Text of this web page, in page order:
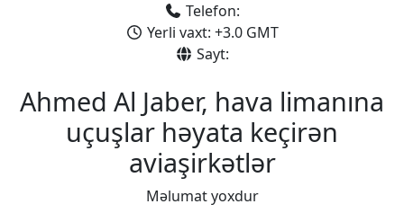
Telefon:
Yerli vaxt: +3.0 GMT
Sayt:
Ahmed Al Jaber, hava limanına
uçuşlar həyata keçirən
aviaşirkətlər
Məlumat yoxdur